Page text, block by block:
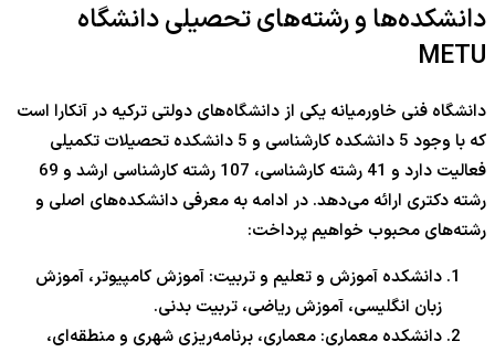
دانشکده‌ها و رشته‌های تحصیلی دانشگاه
METU
دانشگاه فنی خاورمیانه یکی از دانشگاه‌های دولتی ترکیه در آنکارا است
که با وجود 5 دانشکده کارشناسی و 5 دانشکده تحصیلات تکمیلی
فعالیت دارد و 41 رشته کارشناسی، 107 رشته کارشناسی ارشد و 69
رشته دکتری ارائه می‌دهد. در ادامه به معرفی دانشکده‌های اصلی و
رشته‌های محبوب خواهیم پرداخت:
دانشکده آموزش و تعلیم و تربیت: آموزش کامپیوتر، آموزش
زبان انگلیسی، آموزش ریاضی، تربیت بدنی.
دانشکده معماری: معماری، برنامه‌ریزی شهری و منطقه‌ای،